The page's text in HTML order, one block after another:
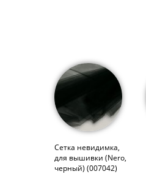
Сетка невидимка,
для вышивки (Nero,
черный) (007042)